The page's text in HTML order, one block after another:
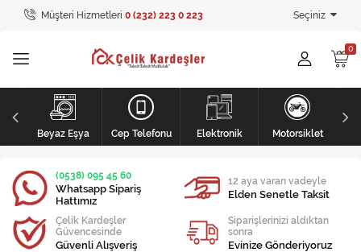
Müşteri Hizmetleri 0 (232) 223 0 223 Seçiniz
Tüm Kategoriler
Ev Tekstili
GİYİM
Kişisel Bakım
Elektronik
Beyaz Eşya
Cep Telefonu Elektronik Motorsiklet
(0538) 095 45 60
Whatsapp Sipariş
Hattımız
12 aya varan vadeyle
Elden Senetle Taksit
Çelik Kardeşler
Güvencesinde
Güvenli Alışveriş
Siparişlerinizi aldıktan
sonra
Evinize Gönderiyoruz